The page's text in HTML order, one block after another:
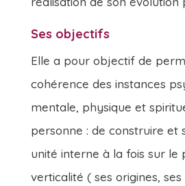
Ses objectifs
Elle a pour objectif de
cohérence des instances
mentale, physique et
personne : de construire et
unité interne à la fois sur le
verticalité ( ses origines,